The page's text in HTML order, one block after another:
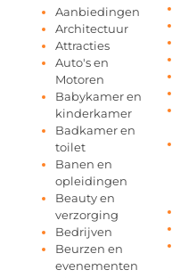
Aanbiedingen
Architectuur
Attracties
Auto's en
Motoren
Babykamer en
kinderkamer
Badkamer en
toilet
Banen en
opleidingen
Beauty en
verzorging
Bedrijven
Beurzen en
evenementen